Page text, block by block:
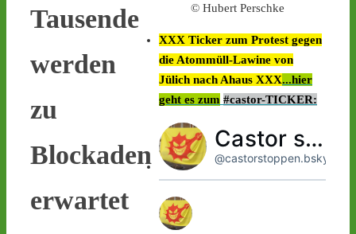
Tausende
werden
zu
Blockaden
erwartet
© Hubert Perschke
XXX Ticker zum Protest gegen
die Atommüll-Lawine von
Jülich nach Ahaus XXX...hier
geht es zum #castor-TICKER:
Castor stoppen!